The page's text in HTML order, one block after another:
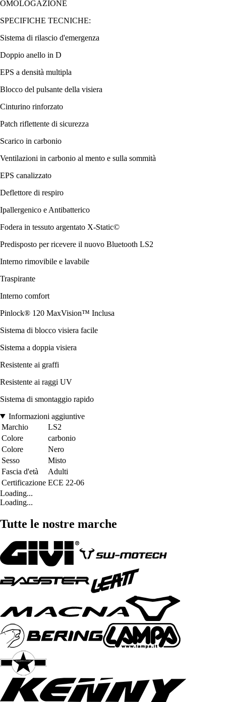
OMOLOGAZIONE
SPECIFICHE TECNICHE:
Sistema di rilascio d'emergenza
Doppio anello in D
EPS a densità multipla
Blocco del pulsante della visiera
Cinturino rinforzato
Patch riflettente di sicurezza
Scarico in carbonio
Ventilazioni in carbonio al mento e sulla sommità
EPS canalizzato
Deflettore di respiro
Ipallergenico e Antibatterico
Fodera in tessuto argentato X-Static©
Predisposto per ricevere il nuovo Bluetooth LS2
Interno rimovibile e lavabile
Traspirante
Interno comfort
Pinlock® 120 MaxVision™ Inclusa
Sistema di blocco visiera facile
Sistema a doppia visiera
Resistente ai graffi
Resistente ai raggi UV
Sistema di smontaggio rapido
Informazioni aggiuntive
Marchio
LS2
Colore
carbonio
Colore
Nero
Sesso
Misto
Fascia d'età
Adulti
Certificazione ECE 22-06
Loading...
Loading...
Tutte le nostre marche